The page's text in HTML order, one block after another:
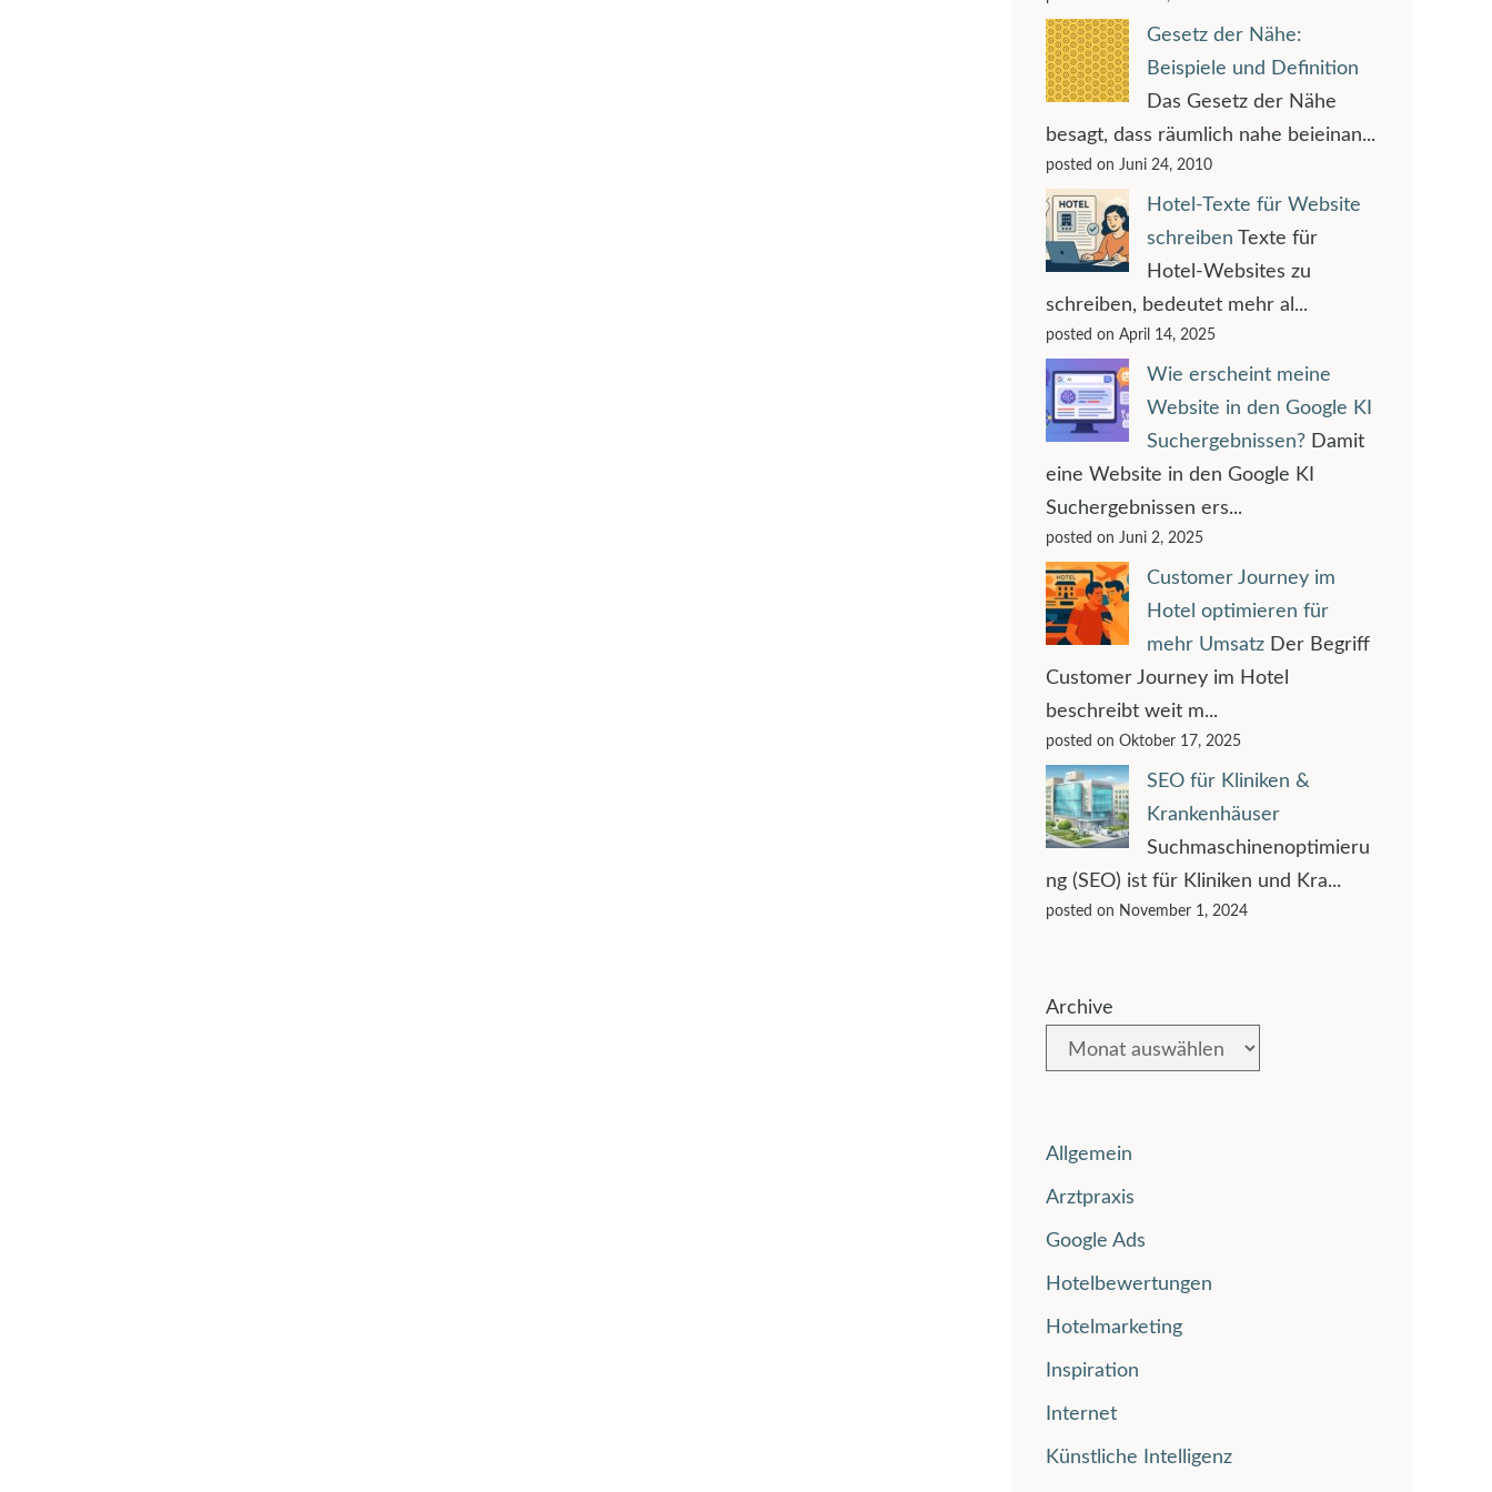
Gesetz der Nähe:
Beispiele und Definition
Das Gesetz der Nähe
besagt, dass räumlich nahe beieinan...
posted on Juni 24, 2010
Hotel-Texte für Website
schreiben Texte für
Hotel-Websites zu
schreiben, bedeutet mehr al...
posted on April 14, 2025
Wie erscheint meine
Website in den Google KI
Suchergebnissen? Damit
eine Website in den Google KI
Suchergebnissen ers...
posted on Juni 2, 2025
Customer Journey im
Hotel optimieren für
mehr Umsatz Der Begriff
Customer Journey im Hotel
beschreibt weit m...
posted on Oktober 17, 2025
SEO für Kliniken &
Krankenhäuser
Suchmaschinenoptimieru
ng (SEO) ist für Kliniken und Kra...
posted on November 1, 2024
Archive
Allgemein
Arztpraxis
Google Ads
Hotelbewertungen
Hotelmarketing
Inspiration
Internet
Künstliche Intelligenz